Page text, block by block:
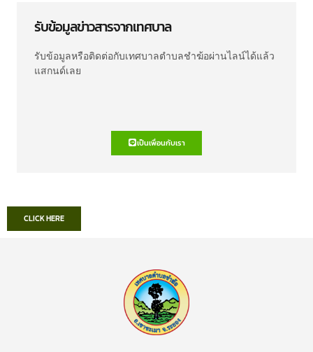
รับข้อมูลข่าวสารจากเทศบาล
รับข้อมูลหรือติดต่อกับเทศบาลตำบลชำฆ้อผ่านไลน์ได้แล้ว
แสกนด์เลย
เป็นเพื่อนกับเรา
CLICK HERE